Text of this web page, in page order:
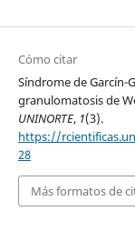
Cómo citar
Síndrome de Garcín-
granulomatosis de
UNINORTE, 1(3).
https://
28
Más formatos de